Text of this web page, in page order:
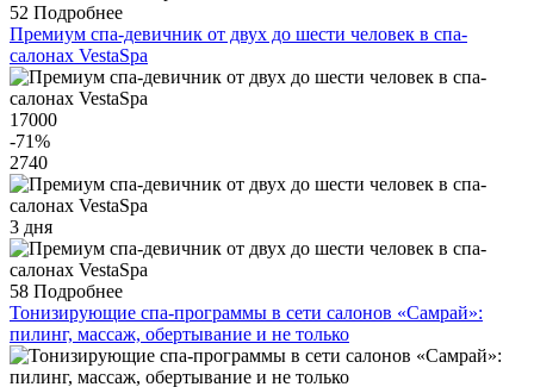
52 Подробнее
Премиум спа-девичник от двух до шести человек в спа-
салонах VestaSpa
17000
-71%
2740
3 дня
58 Подробнее
Тонизирующие спа-программы в сети салонов «Самрай»:
пилинг, массаж, обертывание и не только